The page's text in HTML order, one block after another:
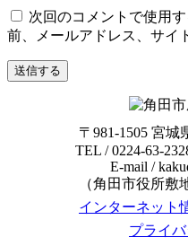
次回のコメントで使用
前、メールアドレス、サイ
〒981-1505 宮城
TEL / 0224-63-
E-mail /
（角田市役所敷
インターネット
プライ